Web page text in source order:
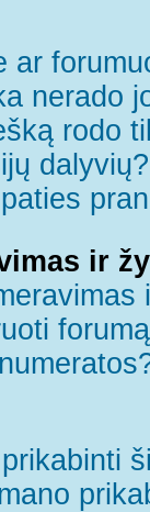
ar
nerado
rodo
dalyvių?
ir